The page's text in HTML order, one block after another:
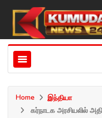
Home
இந்தியா
கர்நாடக அரசியலில்